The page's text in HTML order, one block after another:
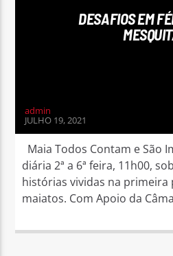
DESAFIOS EM
admin
JULHO 19, 2021
Maia Todos Contam e São
diária 2ª a 6ª feira, 11h00,
histórias vividas na primeira
maiatos. Com Apoio da